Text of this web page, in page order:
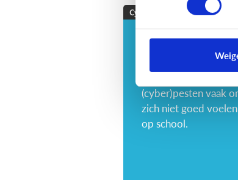
Cyberpesten
Wat als …
zelf cyberpest?
(cyber)pesten vaak
zich niet goed
op school.